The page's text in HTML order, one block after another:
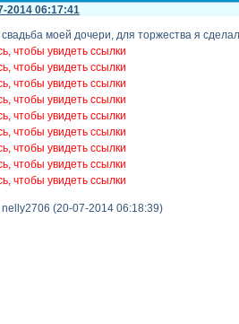
2014 06:17:41
свадьба моей дочери, для торжества я
чтобы увидеть ссылки
чтобы увидеть ссылки
чтобы увидеть ссылки
чтобы увидеть ссылки
чтобы увидеть ссылки
чтобы увидеть ссылки
чтобы увидеть ссылки
чтобы увидеть ссылки
чтобы увидеть ссылки
(20-07-2014 06:18:39)